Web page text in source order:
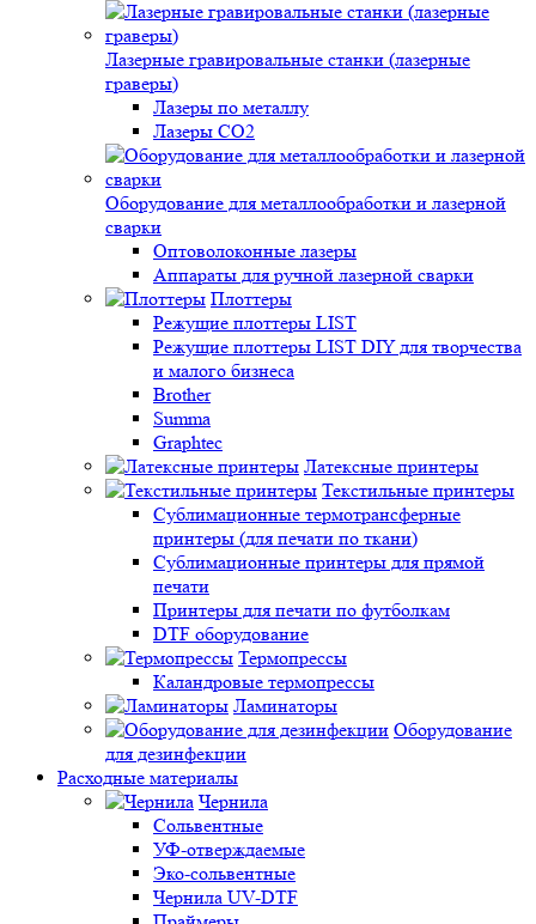
Лазерные гравировальные станки (лазерные
граверы)
Лазеры по металлу
Лазеры CO2
Оборудование для металлообработки и лазерной
сварки
Оптоволоконные лазеры
Аппараты для ручной лазерной сварки
Плоттеры
Режущие плоттеры LIST
Режущие плоттеры LIST DIY для творчества
и малого бизнеса
Brother
Summa
Graphtec
Латексные принтеры
Текстильные принтеры
Сублимационные термотрансферные
принтеры (для печати по ткани)
Сублимационные принтеры для прямой
печати
Принтеры для печати по футболкам
DTF оборудование
Термопрессы
Каландровые термопрессы
Ламинаторы
Оборудование
для дезинфекции
Расходные материалы
Чернила
Сольвентные
УФ-отверждаемые
Эко-сольвентные
Чернила UV-DTF